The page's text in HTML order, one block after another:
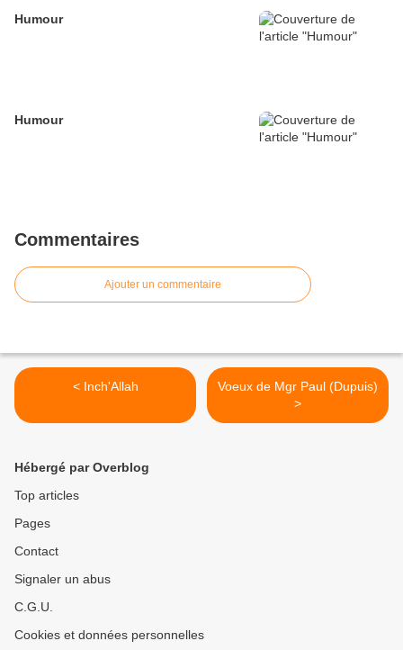
Humour
Humour
Commentaires
Ajouter un commentaire
< Inch'Allah
Voeux de Mgr Paul (Dupuis)
>
Hébergé par Overblog
Top articles
Pages
Contact
Signaler un abus
C.G.U.
Cookies et données personnelles